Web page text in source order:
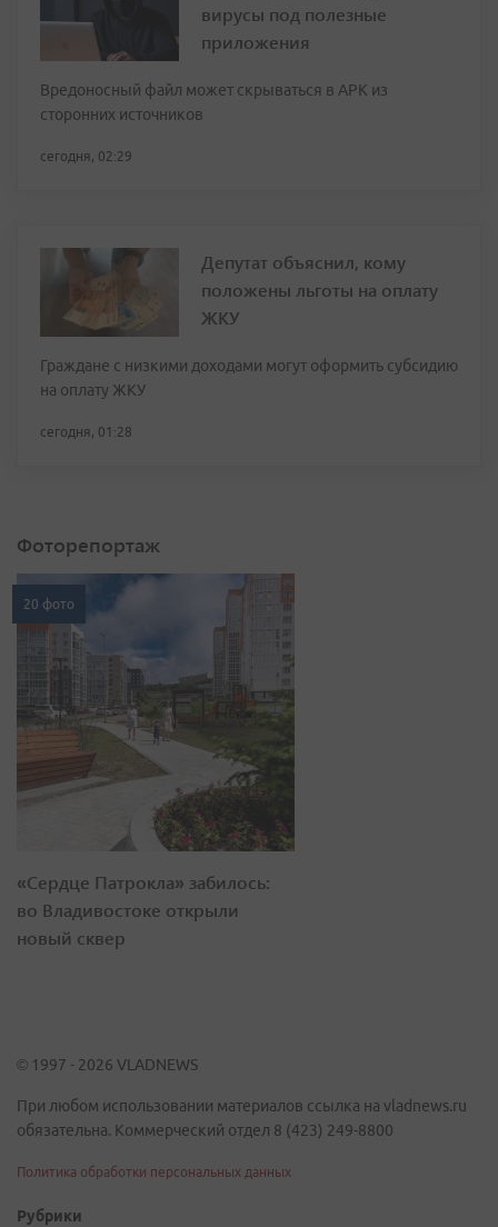
вирусы под полезные
приложения
Вредоносный файл может скрываться в APK из
сторонних источников
сегодня, 02:29
Депутат объяснил, кому
положены льготы на оплату
ЖКУ
Граждане с низкими доходами могут оформить субсидию
на оплату ЖКУ
сегодня, 01:28
Фоторепортаж
20 фото
«Сердце Патрокла» забилось:
во Владивостоке открыли
новый сквер
© 1997 - 2026 VLADNEWS
При любом использовании материалов ссылка на vladnews.ru
обязательна. Коммерческий отдел 8 (423) 249-8800
Политика обработки персональных данных
Рубрики